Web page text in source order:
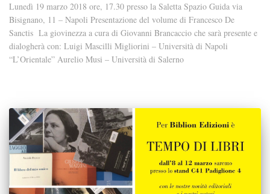
Lunedì 19 marzo 2018 ore, 17.30 presso la Saletta Spazio Guida via
Bisignano, 11 – Napoli Presentazione del volume di Francesco De
Sanctis La giovinezza a cura di Giovanni Brancaccio che sarà presente e
dialogherà con: Luigi Mascilli Migliorini – Università di Napoli
“L’Orientale” Aurelio Musi – Università di Salerno